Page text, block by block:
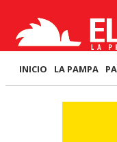
INICIO LA PAMPA